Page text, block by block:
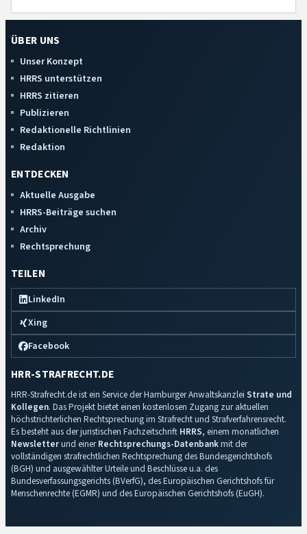
ÜBER UNS
Unser Konzept
HRRS unterstützen
HRRS zitieren
Publizieren
Redaktionelle Richtlinien
Redaktion
ENTDECKEN
Aktuelle Ausgabe
HRRS-Beiträge suchen
Archiv
Rechtsprechung
TEILEN
LinkedIn
Xing
Facebook
HRR-STRAFRECHT.DE
HRR-Strafrecht.de ist ein Service der Hamburger Anwaltskanzlei Strate und
Kollegen. Das Projekt bietet einen kostenlosen Zugang zur aktuellen
höchstrichterlichen Rechtsprechung im Strafrecht und Strafverfahrensrecht.
Es besteht aus der juristischen Fachzeitschrift HRRS, einem monatlichen
Newsletterund einerRechtsprechungs-Datenbankmit der
vollständigen strafrechtlichen Rechtsprechung des Bundesgerichtshofs
(BGH) und ausgewählter Urteile und Beschlüsse u.a. des
Bundesverfassungsgerichts (BVerfG), des Europäischen Gerichtshofs für
Menschenrechte (EGMR) und des Europäischen Gerichtshofs (EuGH).